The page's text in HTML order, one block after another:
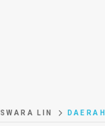
SWARA LIN DAERAH